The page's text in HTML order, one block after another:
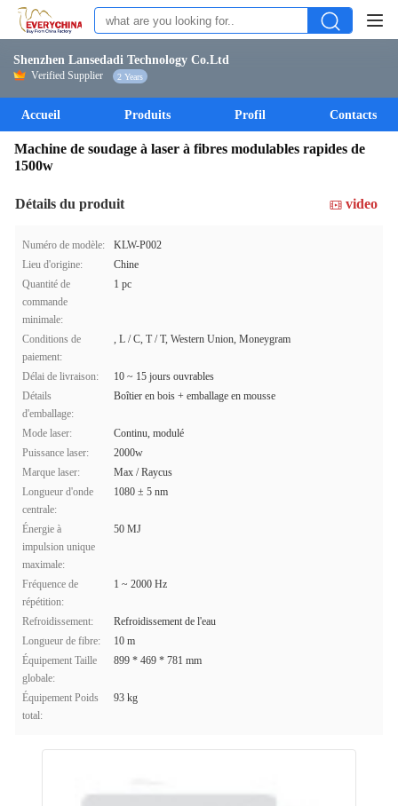
Shenzhen Lansedadi Technology Co.Ltd
Verified Supplier 2 Years
Accueil Produits Profil Contacts
Machine de soudage à laser à fibres modulables rapides de
1500w
Détails du produit video
Numéro de modèle:
KLW-P002
Lieu d'origine:
Chine
Quantité de
commande
minimale:
1 pc
Conditions de
paiement:
, L / C, T / T, Western Union, Moneygram
Délai de livraison:
10 ~ 15 jours ouvrables
Détails
d'emballage:
Boîtier en bois + emballage en mousse
Mode laser:
Continu, modulé
Puissance laser:
2000w
Marque laser:
Max / Raycus
Longueur d'onde
centrale:
1080 ± 5 nm
Énergie à
impulsion unique
maximale:
50 MJ
Fréquence de
répétition:
1 ~ 2000 Hz
Refroidissement:
Refroidissement de l'eau
Longueur de fibre:
10 m
Équipement Taille
globale:
899 * 469 * 781 mm
Équipement Poids
total:
93 kg